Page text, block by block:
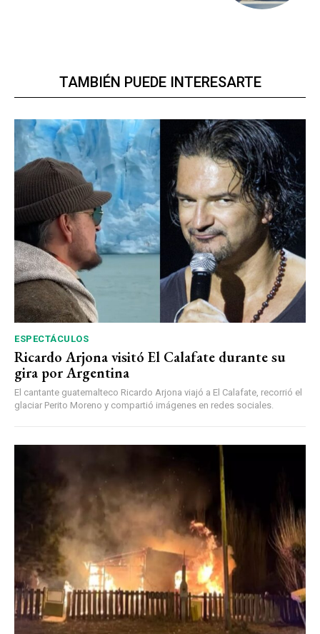
TAMBIÉN PUEDE INTERESARTE
ESPECTÁCULOS
Ricardo Arjona visitó El Calafate durante su
gira por Argentina
El cantante guatemalteco Ricardo Arjona viajó a El Calafate, recorrió el
glaciar Perito Moreno y compartió imágenes en redes sociales.